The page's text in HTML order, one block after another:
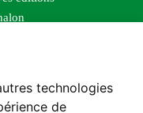
technologies
de
Sutton